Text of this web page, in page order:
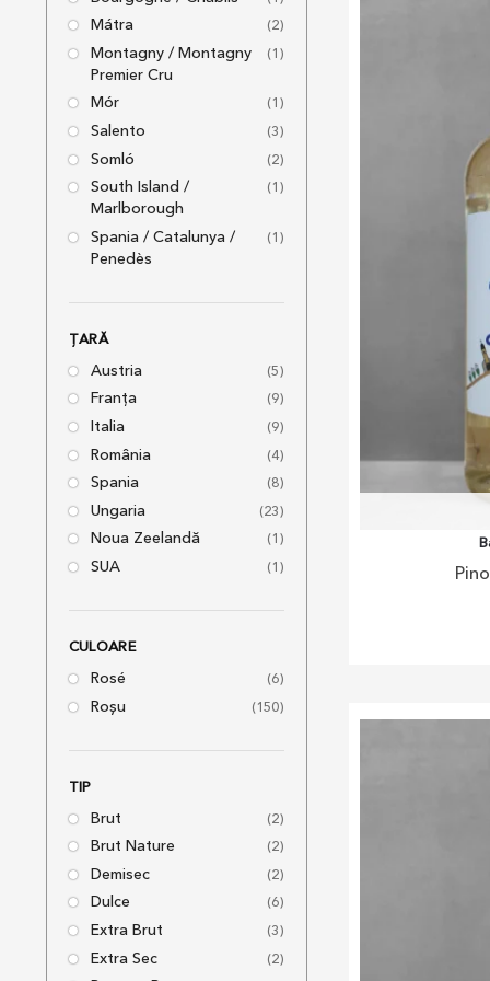
Mátra (2)
Montagny / Montagny
Premier Cru
(1)
Mór (1)
Salento (3)
Somló (2)
South Island /
Marlborough
(1)
Spania / Catalunya /
Penedès
(1)
ȚARĂ
Austria (5)
Franța (9)
Italia (9)
România (4)
Spania (8)
Ungaria (23)
Noua Zeelandă (1)
SUA (1)
CULOARE
Rosé (6)
Roșu (150)
TIP
Brut (2)
Brut Nature (2)
Demisec (2)
Dulce (6)
Extra Brut (3)
Extra Sec (2)